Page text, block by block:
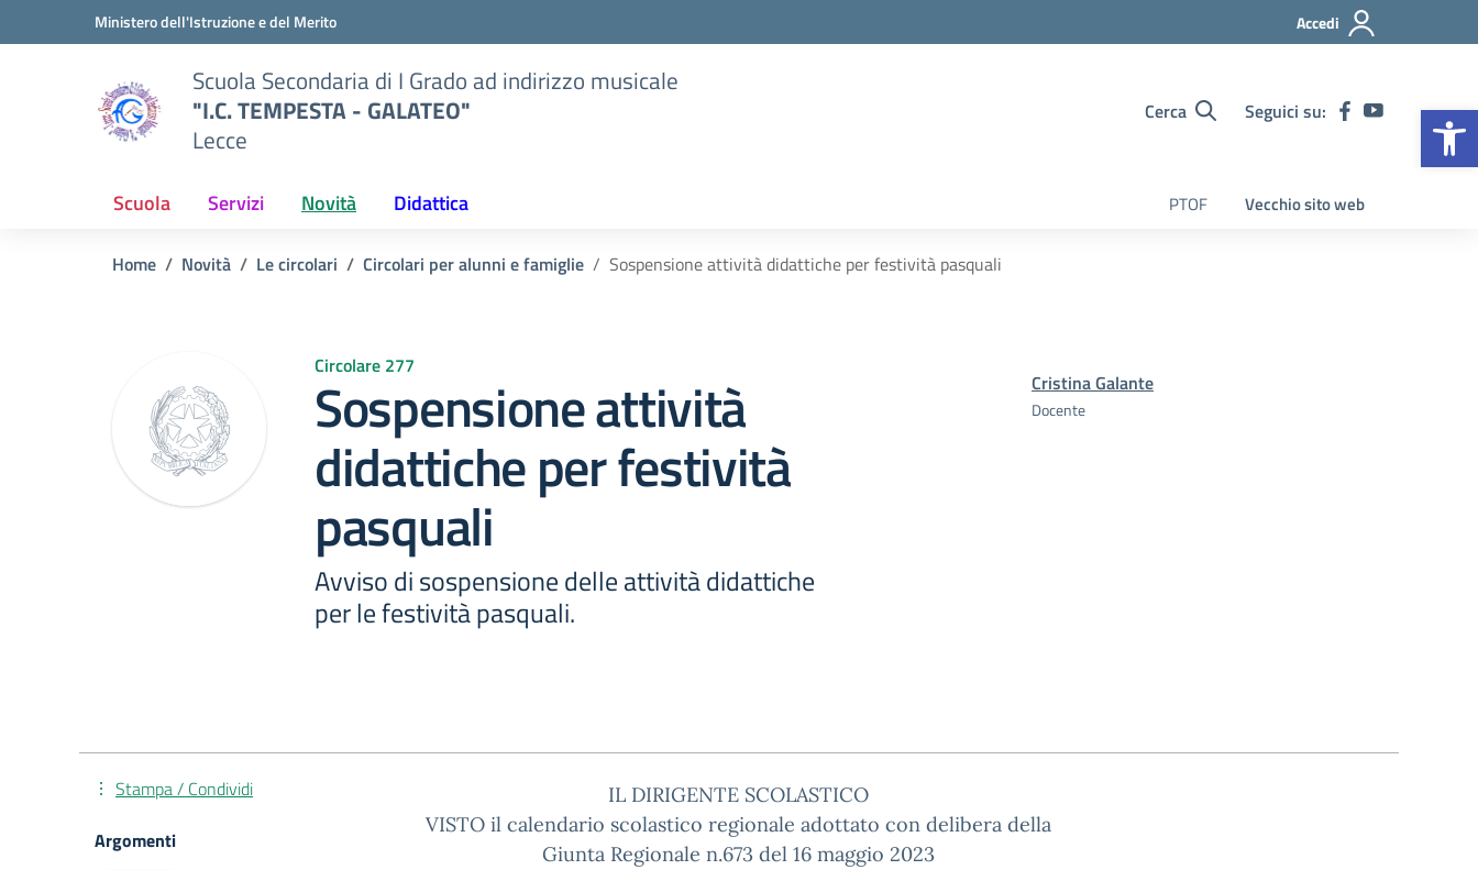
Vai ai contenuti
Vai al menu di navigazioneMinistero dell'Istruzione e del Merito Accedi
Scuola Secondaria di I Grado ad indirizzo musicale
"I.C. TEMPESTA - GALATEO"
Lecce
Cerca Seguici su:
Scuola Servizi Novità Didattica PTOF Vecchio sito web
Home Novità Le circolari Circolari per alunni e famiglie Sospensione attività didattiche per festività pasquali
Circolare 277
Sospensione attività
didattiche per festività
pasquali
Avviso di sospensione delle attività didattiche
per le festività pasquali.
Cristina Galante
Docente
IL DIRIGENTE SCOLASTICO
VISTO il calendario scolastico regionale adottato con delibera della
Giunta Regionale n.673 del 16 maggio 2023
Stampa / Condividi
Argomenti